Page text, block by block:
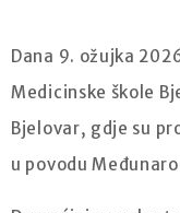
Dana 9. ožujka
Medicinske škole
Bjelovar, gdje su
u povodu